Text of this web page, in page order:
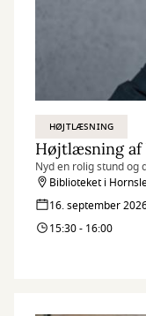
HØJTLÆSNING
Nyd en rolig stund og
Biblioteket i
16. september
15:30 - 16:00